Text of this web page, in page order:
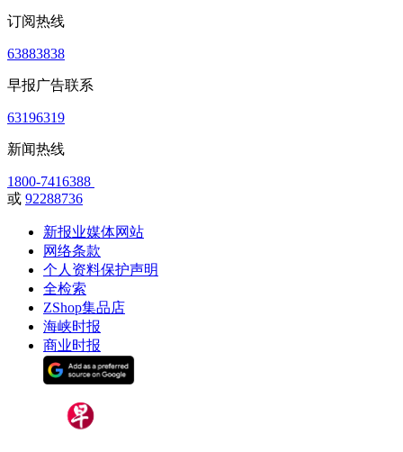
订阅热线
63883838
早报广告联系
63196319
新闻热线
1800-7416388
或 92288736
新报业媒体网站
网络条款
个人资料保护声明
全检索
ZShop集品店
海峡时报
商业时报